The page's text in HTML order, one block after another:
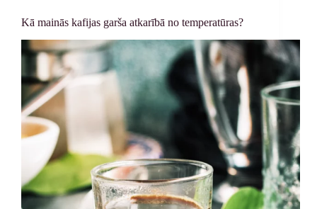
Kā mainās kafijas garša atkarībā no temperatūras?